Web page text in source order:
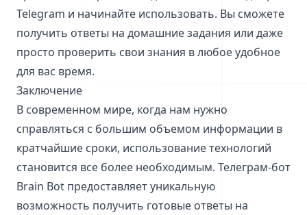
Telegram и начинайте использовать. Вы сможете
получить ответы на домашние задания или даже
просто проверить свои знания в любое удобное
для вас время.
Заключение
В современном мире, когда нам нужно
справляться с большим объемом информации в
кратчайшие сроки, использование технологий
становится все более необходимым. Телеграм-бот
Brain Bot предоставляет уникальную
возможность получить готовые ответы на